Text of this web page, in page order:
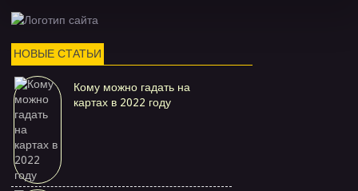
НОВЫЕ СТАТЬИ
Кому можно гадать на
картах в 2022 году